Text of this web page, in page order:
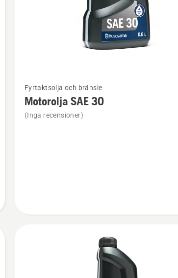
mer
information
om
Fyrtaktsolja och bränsle
Motorolja SAE 30
(Inga recensioner)